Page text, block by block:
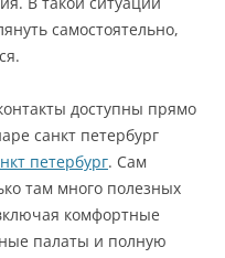
самостоятельно,
доступны прямо
санкт петербург
петербург. Сам
там много полезных
комфортные
палаты и полную